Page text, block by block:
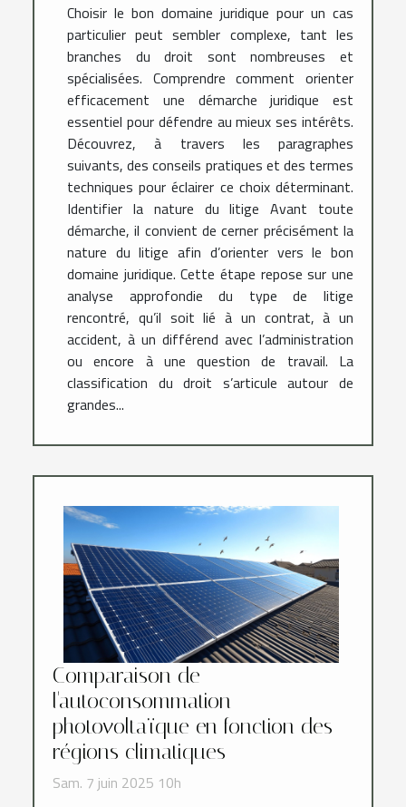
Choisir le bon domaine juridique pour un cas
particulier peut sembler complexe, tant les
branches du droit sont nombreuses et
spécialisées. Comprendre comment orienter
efficacement une démarche juridique est
essentiel pour défendre au mieux ses intérêts.
Découvrez, à travers les paragraphes
suivants, des conseils pratiques et des termes
techniques pour éclairer ce choix déterminant.
Identifier la nature du litige Avant toute
démarche, il convient de cerner précisément la
nature du litige afin d’orienter vers le bon
domaine juridique. Cette étape repose sur une
analyse approfondie du type de litige
rencontré, qu’il soit lié à un contrat, à un
accident, à un différend avec l’administration
ou encore à une question de travail. La
classification du droit s’articule autour de
grandes...
Comparaison de
l'autoconsommation
photovoltaïque en fonction des
régions climatiques
Sam. 7 juin 2025 10h